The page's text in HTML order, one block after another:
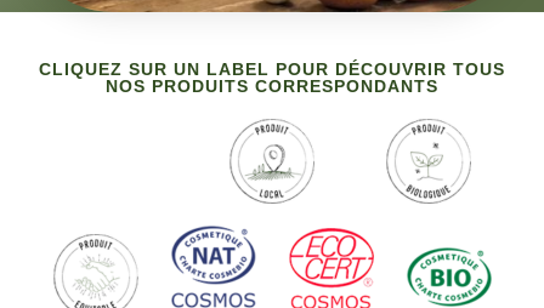
CLIQUEZ SUR UN LABEL POUR DÉCOUVRIR TOUS
NOS PRODUITS CORRESPONDANTS